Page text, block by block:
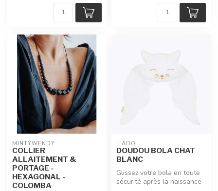
MINTYWENDY
COLLIER
ALLAITEMENT &
PORTAGE -
HEXAGONAL -
COLOMBA
ILADO
DOUDOU BOLA CHAT
BLANC
Glissez votre bola en toute
sécurité après la naissance